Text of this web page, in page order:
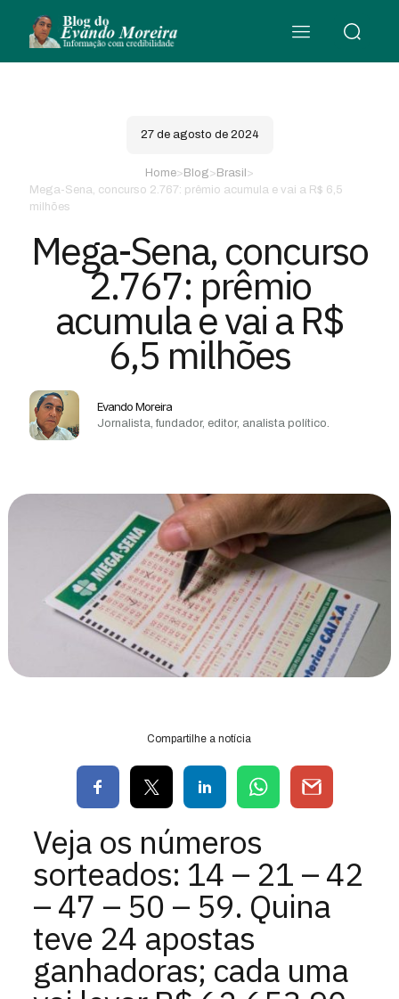
27 de agosto de 2024
Home> Blog> Brasil >
Mega-Sena, concurso 2.767: prêmio acumula e vai a R$ 6,5
milhões
Mega-Sena, concurso
2.767: prêmio
acumula e vai a R$
6,5 milhões
Evando Moreira
Jornalista, fundador, editor, analista político.
Compartilhe a notícia
Veja os números
sorteados: 14 – 21 – 42
– 47 – 50 – 59. Quina
teve 24 apostas
ganhadoras; cada uma